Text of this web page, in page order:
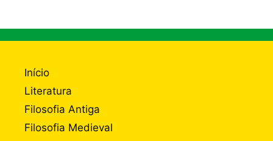
Início
Literatura
Filosofia Antiga
Filosofia Medieval